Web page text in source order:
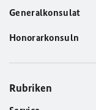
Generalkonsulat
Honorarkonsuln
Rubriken